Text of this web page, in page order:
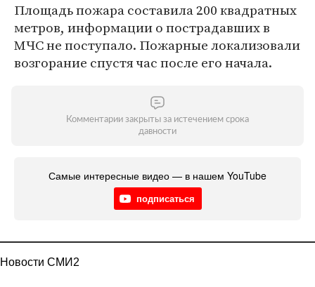
Площадь пожара составила 200 квадратных
метров, информации о пострадавших в
МЧС не поступало. Пожарные локализовали
возгорание спустя час после его начала.
Комментарии закрыты за истечением срока
давности
Самые интересные видео — в нашем YouTube
подписаться
Новости СМИ2